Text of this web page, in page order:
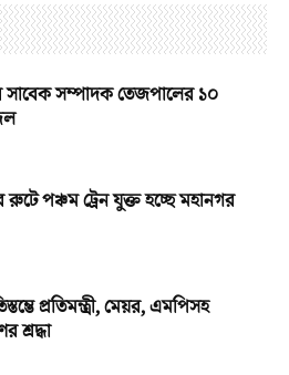
সাবেক সম্পাদক তেজপালের ১০
পঞ্চম ট্রেন যুক্ত হচ্ছে মহানগর
প্রতিমন্ত্রী, মেয়র, এমপিসহ
শ্রদ্ধা